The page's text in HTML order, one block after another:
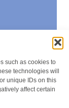
such as cookies to
technologies will
unique IDs on this
affect certain